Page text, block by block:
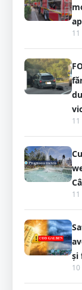
11
11
11
și
10